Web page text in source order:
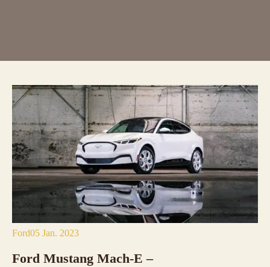
Ford05 Jan. 2023
Ford Mustang Mach-E–